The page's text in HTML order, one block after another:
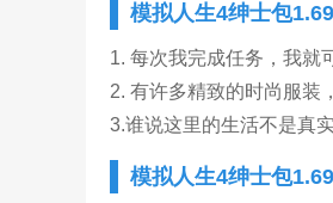
模拟人生4绅士包
1. 每次我完成任务，我就
2. 有许多精致的时尚服装
3.谁说这里的生活不是真
模拟人生4绅士包